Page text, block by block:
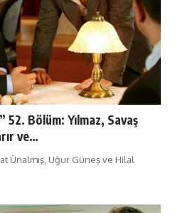
Bölüm: Yılmaz, Savaş
ve…
Ünalmış, Uğur Güneş ve Hilal